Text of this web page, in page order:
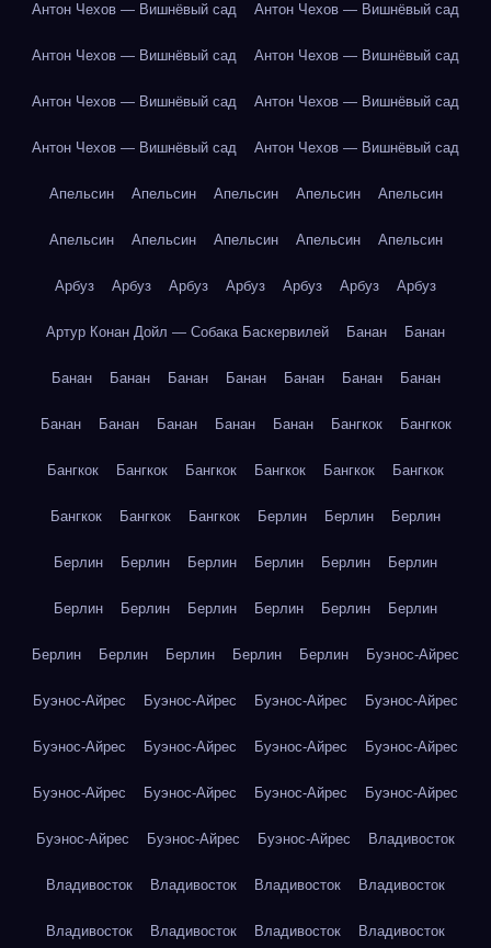
Антон Чехов — Вишнёвый сад Антон Чехов — Вишнёвый сад
Антон Чехов — Вишнёвый сад Антон Чехов — Вишнёвый сад
Антон Чехов — Вишнёвый сад Антон Чехов — Вишнёвый сад
Антон Чехов — Вишнёвый сад Антон Чехов — Вишнёвый сад
Апельсин Апельсин Апельсин Апельсин Апельсин
Апельсин Апельсин Апельсин Апельсин Апельсин
Арбуз Арбуз Арбуз Арбуз Арбуз Арбуз Арбуз
Артур Конан Дойл — Собака Баскервилей Банан Банан
Банан Банан Банан Банан Банан Банан Банан
Банан Банан Банан Банан Банан Бангкок Бангкок
Бангкок Бангкок Бангкок Бангкок Бангкок Бангкок
Бангкок Бангкок Бангкок Берлин Берлин Берлин
Берлин Берлин Берлин Берлин Берлин Берлин
Берлин Берлин Берлин Берлин Берлин Берлин
Берлин Берлин Берлин Берлин Берлин Буэнос-Айрес
Буэнос-Айрес Буэнос-Айрес Буэнос-Айрес Буэнос-Айрес
Буэнос-Айрес Буэнос-Айрес Буэнос-Айрес Буэнос-Айрес
Буэнос-Айрес Буэнос-Айрес Буэнос-Айрес Буэнос-Айрес
Буэнос-Айрес Буэнос-Айрес Буэнос-Айрес Владивосток
Владивосток Владивосток Владивосток Владивосток
Владивосток Владивосток Владивосток Владивосток